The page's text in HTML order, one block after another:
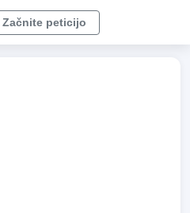
Začnite peticijo